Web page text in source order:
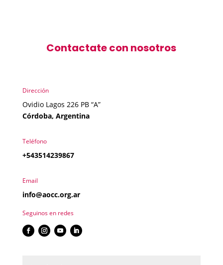
Contactate con nosotros
Dirección
Ovidio Lagos 226 PB “A”
Córdoba, Argentina
Teléfono
+543514239867
Email
info@aocc.org.ar
Seguinos en redes